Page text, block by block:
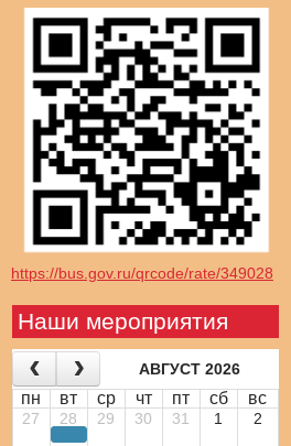
https://bus.gov.ru/qrcode/rate/349028
Наши мероприятия
АВГУСТ 2026
пн вт ср чт пт сб вс
27 28 29 30 31 1 2